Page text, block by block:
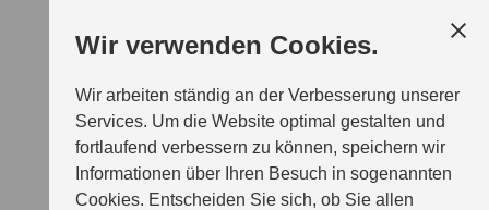
Wir verwenden Cookies.
Wir arbeiten ständig an der Verbesserung unserer
Services. Um die Website optimal gestalten und
fortlaufend verbessern zu können, speichern wir
Informationen über Ihren Besuch in sogenannten
Cookies. Entscheiden Sie sich, ob Sie allen